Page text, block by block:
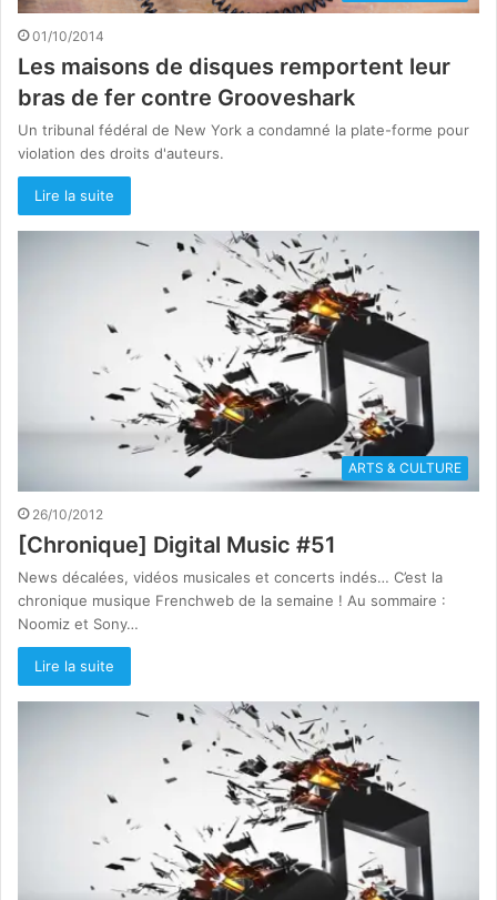
01/10/2014
Les maisons de disques remportent leur
bras de fer contre Grooveshark
Un tribunal fédéral de New York a condamné la plate-forme pour
violation des droits d'auteurs.
Lire la suite
ARTS & CULTURE
26/10/2012
[Chronique] Digital Music #51
News décalées, vidéos musicales et concerts indés… C’est la
chronique musique Frenchweb de la semaine ! Au sommaire :
Noomiz et Sony…
Lire la suite